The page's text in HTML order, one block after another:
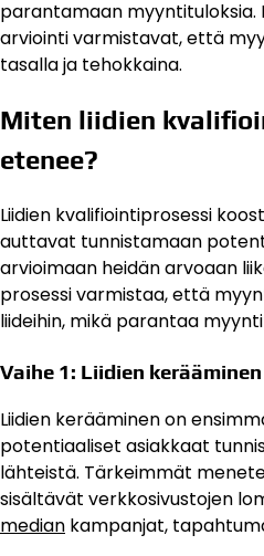
parantamaan myyntituloksia.
arviointi varmistavat, että
tasalla ja tehokkaina.
Miten liidien
etenee?
Liidien kvalifiointiprosessi
auttavat tunnistamaan
arvioimaan heidän arvoaan
prosessi varmistaa, että
liideihin, mikä parantaa
Vaihe 1: Liidien kerääminen
Liidien kerääminen on
potentiaaliset asiakkaat
lähteistä. Tärkeimmät
sisältävät verkkosivustojen
median kampanjat,